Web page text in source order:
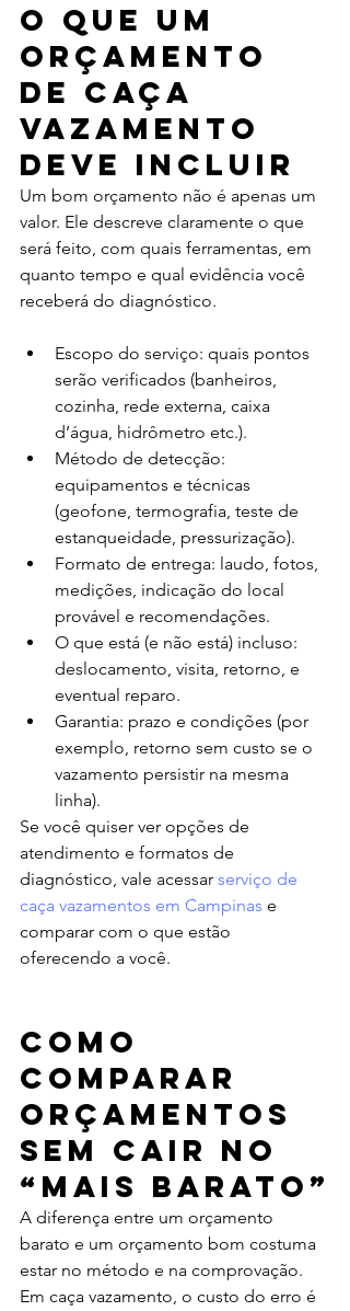
O que um
orçamento
de caça
vazamento
deve incluir
Um bom orçamento não é apenas um
valor. Ele descreve claramente o que
será feito, com quais ferramentas, em
quanto tempo e qual evidência você
receberá do diagnóstico.
Escopo do serviço: quais pontos
serão verificados (banheiros,
cozinha, rede externa, caixa
d’água, hidrômetro etc.).
Método de detecção:
equipamentos e técnicas
(geofone, termografia, teste de
estanqueidade, pressurização).
Formato de entrega: laudo, fotos,
medições, indicação do local
provável e recomendações.
O que está (e não está) incluso:
deslocamento, visita, retorno, e
eventual reparo.
Garantia: prazo e condições (por
exemplo, retorno sem custo se o
vazamento persistir na mesma
linha).
Se você quiser ver opções de
atendimento e formatos de
diagnóstico, vale acessar serviço de
caça vazamentos em Campinas e
comparar com o que estão
oferecendo a você.
Como
comparar
orçamentos
sem cair no
“mais barato”
A diferença entre um orçamento
barato e um orçamento bom costuma
estar no método e na comprovação.
Em caça vazamento, o custo do erro é